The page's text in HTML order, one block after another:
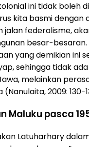
ini tidak boleh
kita basmi dengan
jalan federalisme,
besar-besaran.
yang demikian ini
sehingga tidak
melainkan
2009: 130-
Maluku pasca
Latuharhary